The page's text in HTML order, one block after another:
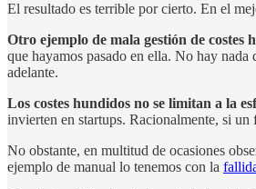
El resultado es terrible por cierto. En el
Otro ejemplo de mala gestión de costes
que hayamos pasado en ella. No hay nada
adelante.
Los costes hundidos no se limitan a la
invierten en startups. Racionalmente, si
No obstante, en multitud de ocasiones
ejemplo de manual lo tenemos con la